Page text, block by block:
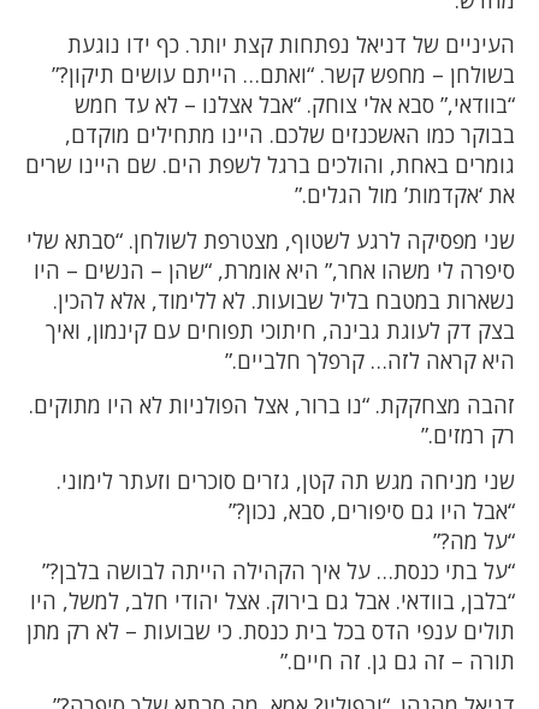
העיניים של דניאל נפתחות קצת יותר. כף ידו נוגעת
בשולחן – מחפש קשר. “ואתם… הייתם עושים תיקון?”
“בוודאי,” סבא אלי צוחק. “אבל אצלנו – לא עד חמש
בבוקר כמו האשכנזים שלכם. היינו מתחילים מוקדם,
גומרים באחת, והולכים ברגל לשפת הים. שם היינו שרים
את ‘אקדמות’ מול הגלים.”
שני מפסיקה לרגע לשטוף, מצטרפת לשולחן. “סבתא שלי
סיפרה לי משהו אחר,” היא אומרת, “שהן – הנשים – היו
נשארות במטבח בליל שבועות. לא ללימוד, אלא להכין.
בצק דק לעוגת גבינה, חיתוכי תפוחים עם קינמון, ואיך
היא קראה לזה… קרפלך חלביים.”
זהבה מצחקקת. “נו ברור, אצל הפולניות לא היו מתוקים.
רק רמזים.”
שני מניחה מגש תה קטן, גזרים סוכרים וזעתר לימוני.
“אבל היו גם סיפורים, סבא, נכון?”
“על מה?”
“על בתי כנסת… על איך הקהילה הייתה לבושה בלבן?”
“בלבן, בוודאי. אבל גם בירוק. אצל יהודי חלב, למשל, היו
תולים ענפי הדס בכל בית כנסת. כי שבועות – לא רק מתן
תורה – זה גם גן. זה חיים.”